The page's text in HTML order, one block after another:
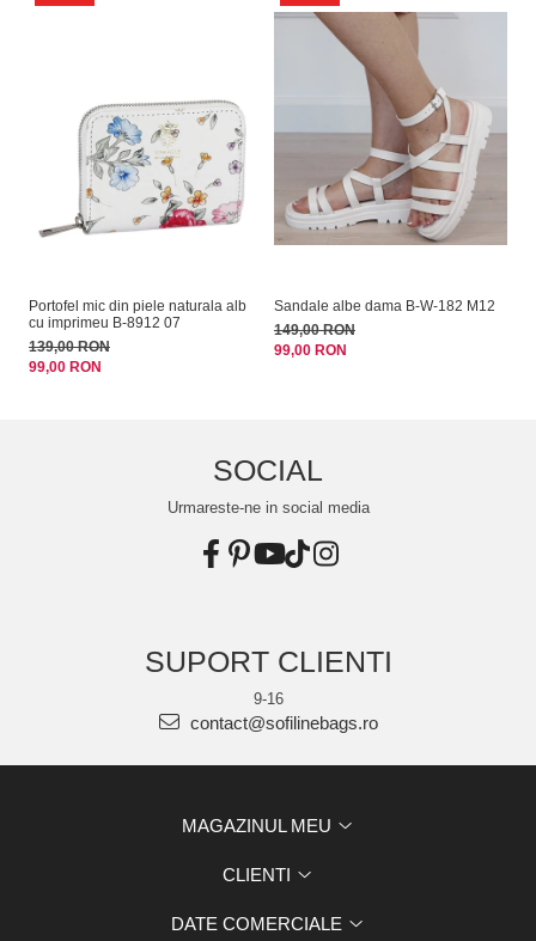
Portofel mic din piele naturala alb
cu imprimeu B-8912 07
139,00 RON
99,00 RON
Sandale albe dama B-W-182 M12
149,00 RON
99,00 RON
SOCIAL
Urmareste-ne in social media
SUPORT CLIENTI
9-16
contact@sofilinebags.ro
MAGAZINUL MEU
CLIENTI
DATE COMERCIALE